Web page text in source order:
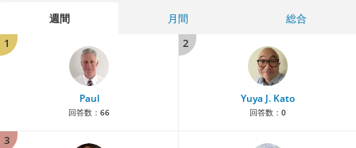
週間 月間
総合
1
Paul
回答数： 66
2
Yuya J. Kato
回答数： 0
3